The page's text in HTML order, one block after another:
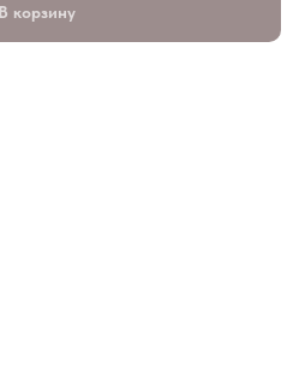
В корзину